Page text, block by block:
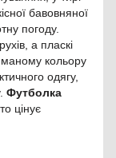
бавовняної
погоду.
а пласкі
кольору
одягу,
Футболка
цінує